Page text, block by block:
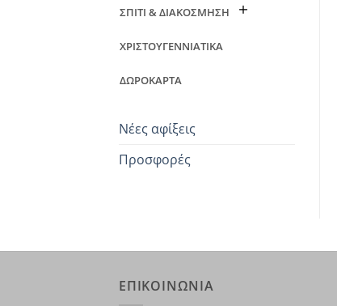
ΣΠΙΤΙ & ΔΙΑΚΟΣΜΗΣΗ
ΧΡΙΣΤΟΥΓΕΝΝΙΑΤΙΚΑ
ΔΩΡΟΚΑΡΤΑ
Νέες αφίξεις
Προσφορές
ΕΠΙΚΟΙΝΩΝΙΑ